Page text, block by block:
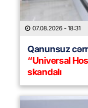
07.08.2026 - 18:31
Qanunsuz
“Universal
skandalı